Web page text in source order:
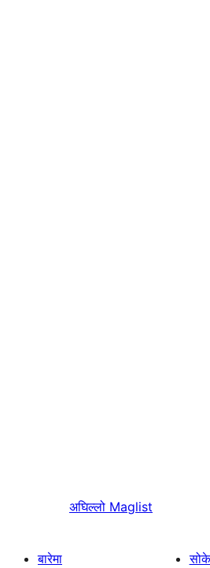
अघिल्लो Maglist
बारेमा